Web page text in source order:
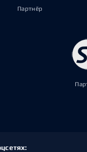
Партнёр